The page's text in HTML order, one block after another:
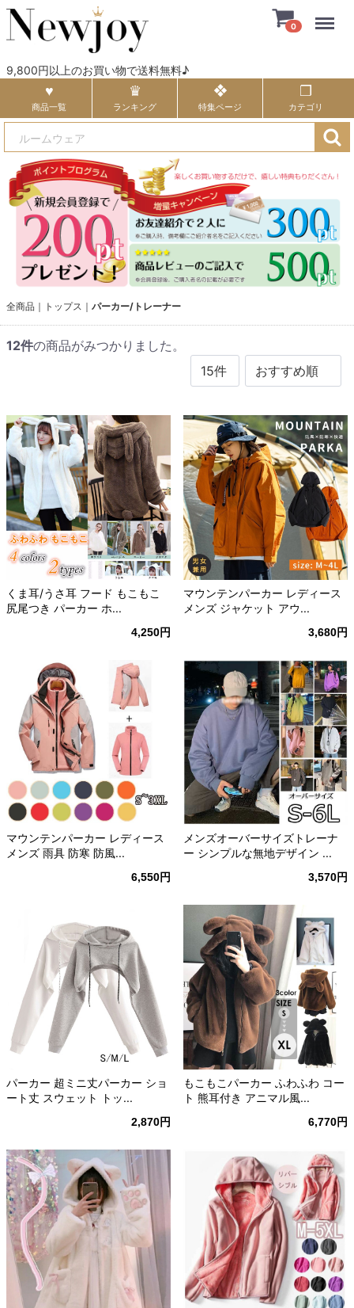
9,800円以上のお買い物で送料無料♪
0
商品一覧 ランキング 特集ページ カテゴリ
全商品 トップス パーカー/トレーナー
12件の商品がみつかりました。
くま耳/うさ耳 フード もこもこ
尻尾つき パーカー ホ...
4,250円
マウンテンパーカー レディース
メンズ ジャケット アウ...
3,680円
マウンテンパーカー レディース
メンズ 雨具 防寒 防風...
6,550円
メンズオーバーサイズトレーナ
ー シンプルな無地デザイン ...
3,570円
パーカー 超ミニ丈パーカー ショ
ート丈 スウェット トッ...
2,870円
もこもこパーカー ふわふわ コー
ト 熊耳付き アニマル風...
6,770円